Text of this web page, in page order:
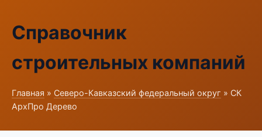
Справочник
строительных компаний
Главная » Северо-Кавказский федеральный округ » СК
АрхПро Дерево